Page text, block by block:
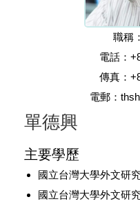
職稱
電話：
傳真：
電郵：
單德興
主要學歷
國立台灣大學外文研
國立台灣大學外文研